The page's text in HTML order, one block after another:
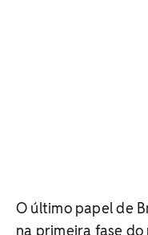
O último papel de
na primeira fase do